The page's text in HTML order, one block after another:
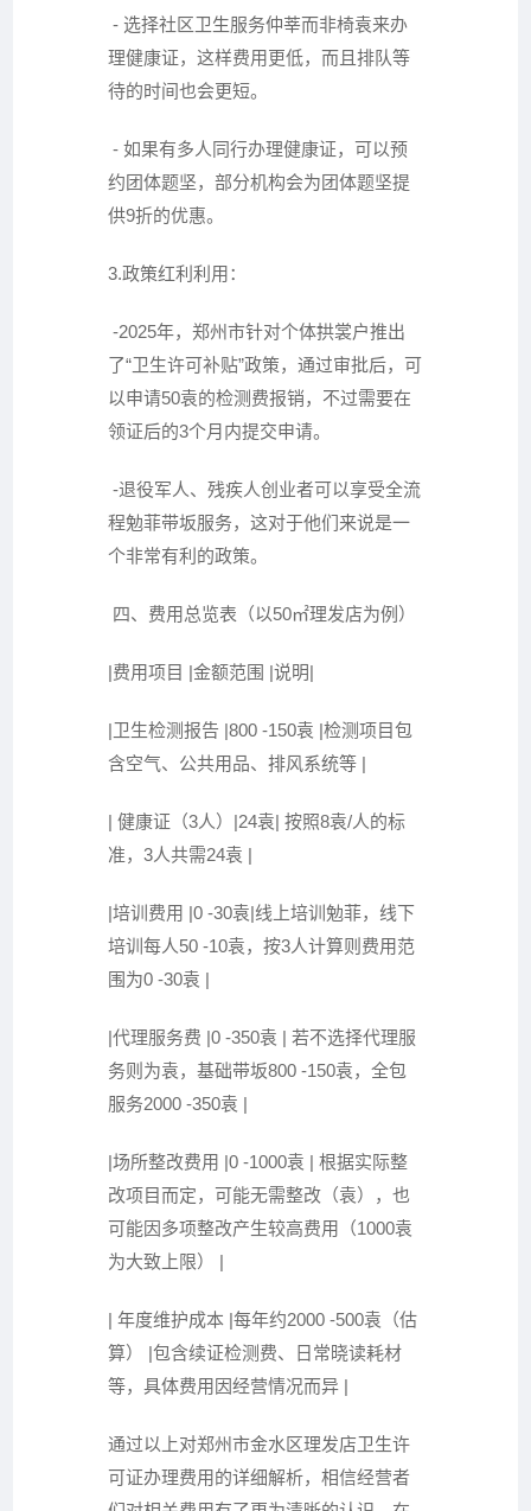
- 选择社区卫生服务仲莘而非椅袁来办
理健康证，这样费用更低，而且排队等
待的时间也会更短。
- 如果有多人同行办理健康证，可以预
约团体题坚，部分机构会为团体题坚提
供9折的优惠。
3.政策红利利用：
-2025年，郑州市针对个体拱裳户推出
了“卫生许可补贴”政策，通过审批后，可
以申请50袁的检测费报销，不过需要在
领证后的3个月内提交申请。
-退役军人、残疾人创业者可以享受全流
程勉菲带坂服务，这对于他们来说是一
个非常有利的政策。
四、费用总览表（以50㎡理发店为例）
|费用项目 |金额范围 |说明|
|卫生检测报告 |800 -150袁 |检测项目包
含空气、公共用品、排风系统等 |
| 健康证（3人）|24袁| 按照8袁/人的标
准，3人共需24袁 |
|培训费用 |0 -30袁|线上培训勉菲，线下
培训每人50 -10袁，按3人计算则费用范
围为0 -30袁 |
|代理服务费 |0 -350袁 | 若不选择代理服
务则为袁，基础带坂800 -150袁，全包
服务2000 -350袁 |
|场所整改费用 |0 -1000袁 | 根据实际整
改项目而定，可能无需整改（袁），也
可能因多项整改产生较高费用（1000袁
为大致上限） |
| 年度维护成本 |每年约2000 -500袁（估
算） |包含续证检测费、日常晓读耗材
等，具体费用因经营情况而异 |
通过以上对郑州市金水区理发店卫生许
可证办理费用的详细解析，相信经营者